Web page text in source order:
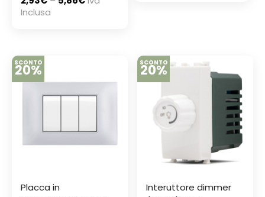
Inclusa
SCONTO
20%
Placca in
SCONTO
20%
Interuttore dimmer